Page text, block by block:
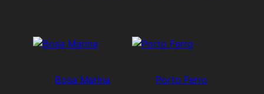
Bosa Marina Porto Ferro